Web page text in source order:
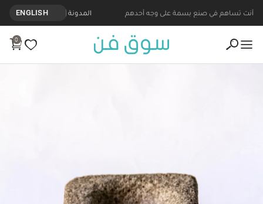
أنت تساهم في صنع بسمة على وجه أحدهم المدونة ENGLISH
0